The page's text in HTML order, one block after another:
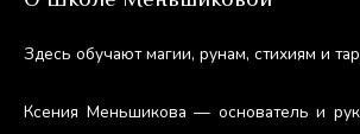
Здесь обу­ча­ют ма­гии, ру­нам, сти­хи­ям и
Ксе­ния Мень­ши­кова — ос­но­ватель и